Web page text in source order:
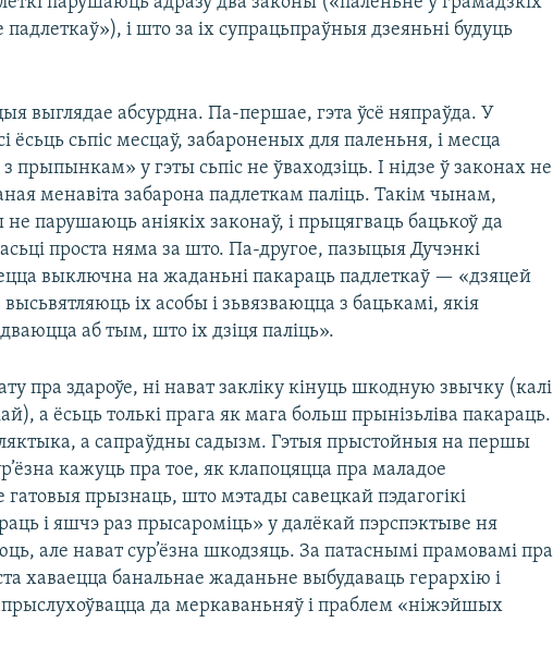
і што за іх супрацьпраўныя дзеяньні будуць
выглядае абсурдна. Па-першае, гэта ўсё няпраўда. У
ёсьць сьпіс месцаў, забароненых для паленьня, і месца
прыпынкам» у гэты сьпіс не ўваходзіць. І нідзе ў законах не
менавіта забарона падлеткам паліць. Такім чынам,
парушаюць аніякіх законаў, і прыцягваць бацькоў да
проста няма за што. Па-другое, пазыцыя Дучэнкі
выключна на жаданьні пакараць падлеткаў — «дзяцей
іх асобы і зьвязваюцца з бацькамі, якія
аб тым, што іх дзіця паліць».
пра здароўе, ні нават закліку кінуць шкодную звычку (калі
а ёсьць толькі прага як мага больш прынізьліва пакараць.
а сапраўдны садызм. Гэтыя прыстойныя на першы
кажуць пра тое, як клапоцяцца пра маладое
гатовыя прызнаць, што мэтады савецкай пэдагогікі
і яшчэ раз прысароміць» у далёкай пэрспэктыве ня
але нават сур’ёзна шкодзяць. За патаснымі прамовамі пра
хаваецца банальнае жаданьне выбудаваць герархію і
да меркаваньняў і праблем «ніжэйшых